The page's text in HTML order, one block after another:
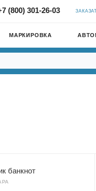
(800) 301-26-03
МАРКИРОВКА
банкнот